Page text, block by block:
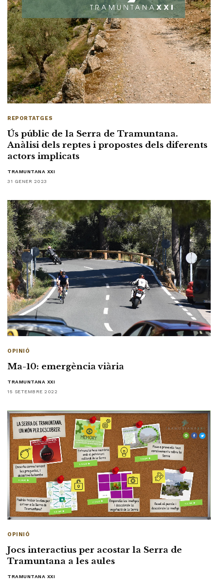
REPORTATGES
Ús públic de la Serra de Tramuntana.
Anàlisi dels reptes i propostes dels diferents
actors implicats
TRAMUNTANA XXI
31 GENER 2023
OPINIÓ
Ma-10: emergència viària
TRAMUNTANA XXI
15 SETEMBRE 2022
OPINIÓ
Jocs interactius per acostar la Serra de
Tramuntana a les aules
TRAMUNTANA XXI